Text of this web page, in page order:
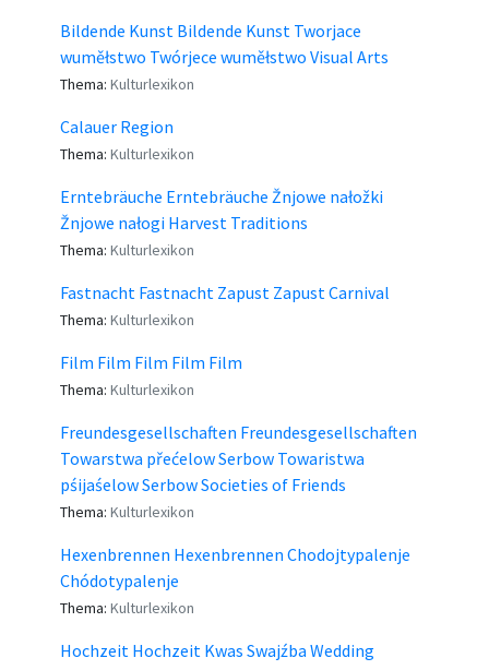
Bildende Kunst Bildende Kunst Tworjace
wuměłstwo Twórjece wuměłstwo Visual Arts
Thema: Kulturlexikon
Calauer Region
Thema: Kulturlexikon
Erntebräuche Erntebräuche Žnjowe nałožki
Žnjowe nałogi Harvest Traditions
Thema: Kulturlexikon
Fastnacht Fastnacht Zapust Zapust Carnival
Thema: Kulturlexikon
Film Film Film Film Film
Thema: Kulturlexikon
Freundesgesellschaften Freundesgesellschaften
Towarstwa přećelow Serbow Towaristwa
pśijaśelow Serbow Societies of Friends
Thema: Kulturlexikon
Hexenbrennen Hexenbrennen Chodojtypalenje
Chódotypalenje
Thema: Kulturlexikon
Hochzeit Hochzeit Kwas Swajźba Wedding